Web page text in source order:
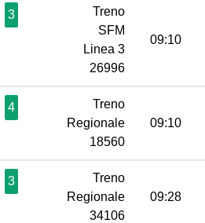
3
Treno
SFM
Linea 3
26996
09:10
4
Treno
Regionale
18560
09:10
3
Treno
Regionale
34106
09:28